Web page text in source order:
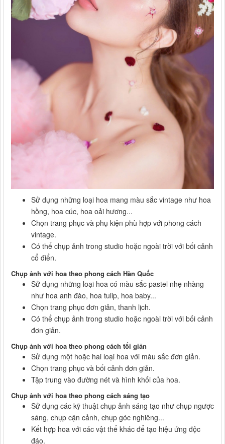
Sử dụng những loại hoa mang màu sắc vintage như hoa
hồng, hoa cúc, hoa oải hương...
Chọn trang phục và phụ kiện phù hợp với phong cách
vintage.
Có thể chụp ảnh trong studio hoặc ngoài trời với bối cảnh
cổ điển.
Chụp ảnh với hoa theo phong cách Hàn Quốc
Sử dụng những loại hoa có màu sắc pastel nhẹ nhàng
như hoa anh đào, hoa tulip, hoa baby...
Chọn trang phục đơn giản, thanh lịch.
Có thể chụp ảnh trong studio hoặc ngoài trời với bối cảnh
đơn giản.
Chụp ảnh với hoa theo phong cách tối giản
Sử dụng một hoặc hai loại hoa với màu sắc đơn giản.
Chọn trang phục và bối cảnh đơn giản.
Tập trung vào đường nét và hình khối của hoa.
Chụp ảnh với hoa theo phong cách sáng tạo
Sử dụng các kỹ thuật chụp ảnh sáng tạo như chụp ngược
sáng, chụp cận cảnh, chụp góc nghiêng...
Kết hợp hoa với các vật thể khác để tạo hiệu ứng độc
đáo.